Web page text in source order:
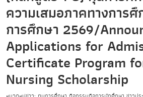
ความเสมอภาคทางการ
การศึกษา 2569/
Applications for
Certificate Program
Nursing Scholarship